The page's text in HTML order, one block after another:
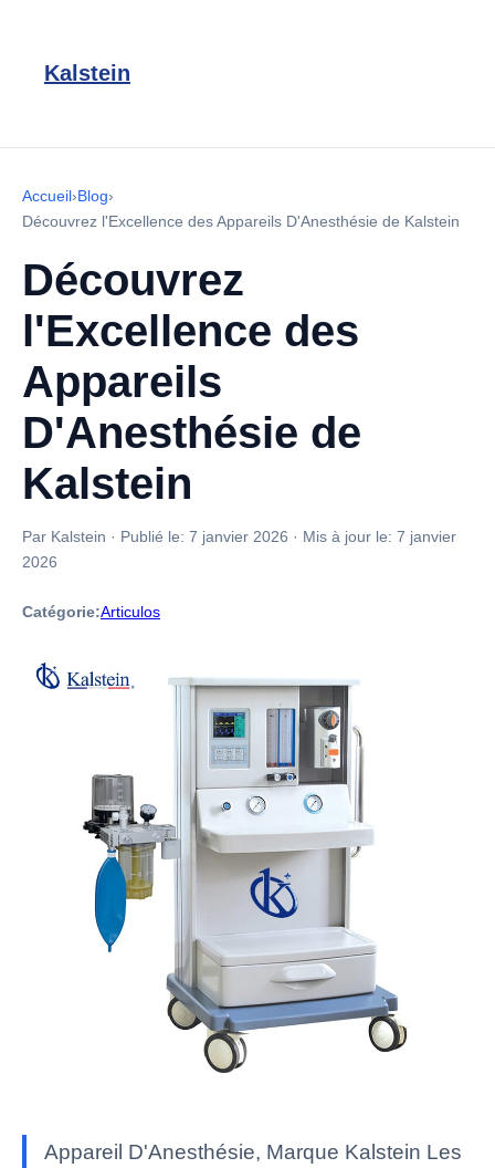
Kalstein
Accueil›Blog›
Découvrez l'Excellence des Appareils D'Anesthésie de Kalstein
Découvrez
l'Excellence des
Appareils
D'Anesthésie de
Kalstein
Par Kalstein · Publié le: 7 janvier 2026 · Mis à jour le: 7 janvier
2026
Catégorie:Articulos
Appareil D'Anesthésie, Marque Kalstein Les